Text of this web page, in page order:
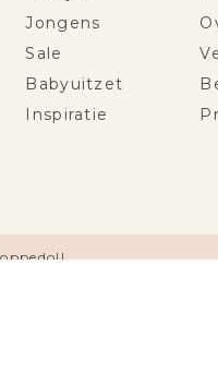
Jongens
Sale
Babyuitzet
Inspiratie